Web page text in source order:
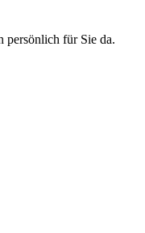
persönlich für Sie da.